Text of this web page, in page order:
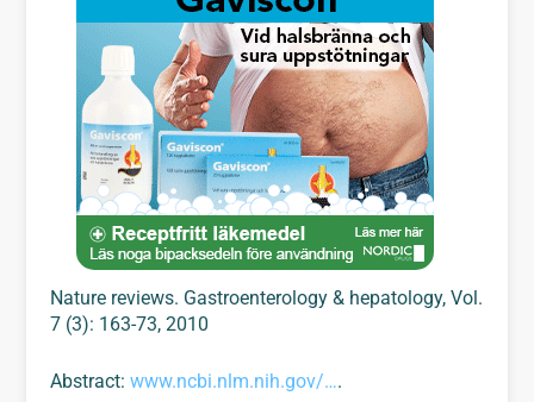
Nature reviews. Gastroenterology & hepatology, Vol.
7 (3): 163-73, 2010
Abstract:www.ncbi.nlm.nih.gov/….